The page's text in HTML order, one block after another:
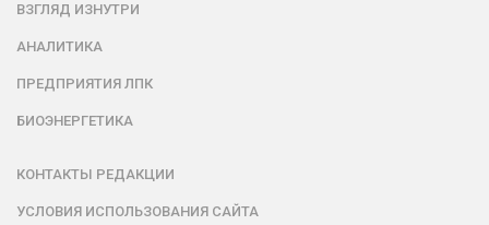
ВЗГЛЯД ИЗНУТРИ
АНАЛИТИКА
ПРЕДПРИЯТИЯ ЛПК
БИОЭНЕРГЕТИКА
КОНТАКТЫ РЕДАКЦИИ
УСЛОВИЯ ИСПОЛЬЗОВАНИЯ САЙТА